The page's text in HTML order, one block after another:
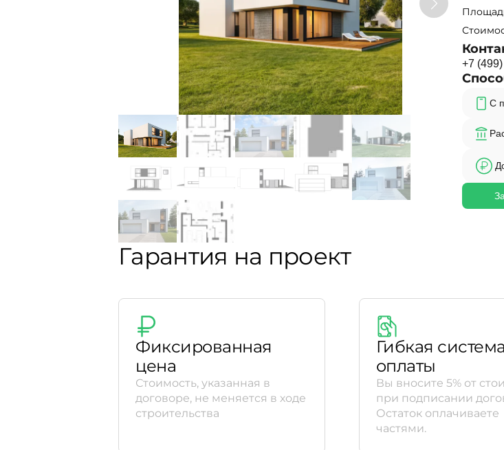
+7 (499)
С
Гарантия на проект
Фиксированная
цена
Стоимость, указанная в
договоре, не меняется в ходе
строительства
Гибкая система
оплаты
Вы вносите 5% от
при подписании
Остаток оплачиваете
частями.